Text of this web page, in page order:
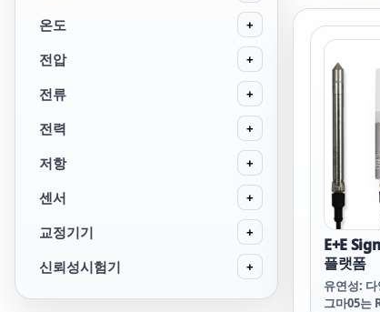
온도 +
전압 +
전류 +
전력 +
저항 +
센서 +
교정기기 +
신뢰성시험기 +
E+E
플랫폼
유연성:
그마05는